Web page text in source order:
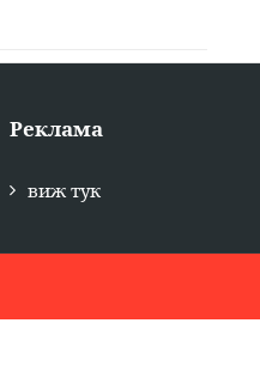
Реклама
виж тук